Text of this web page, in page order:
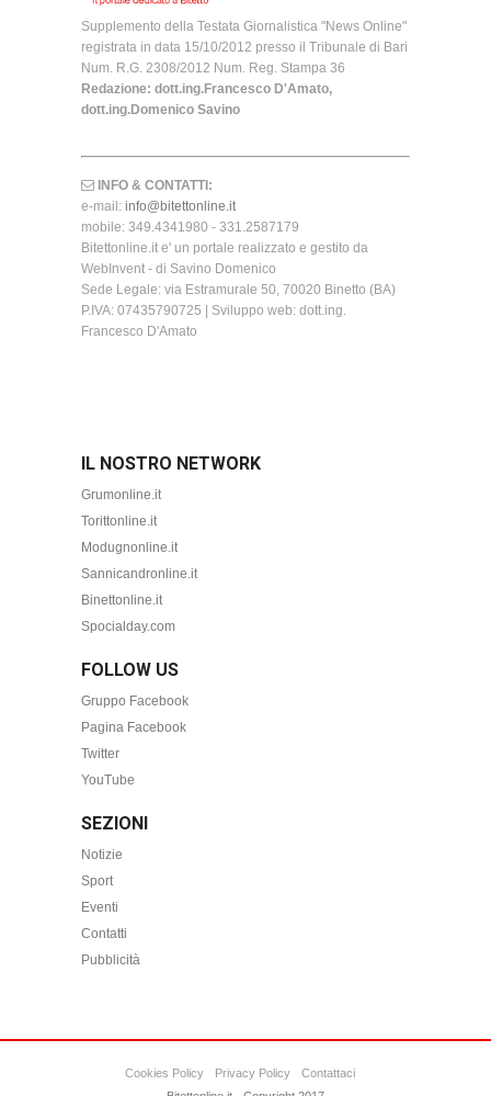
Supplemento della Testata Giornalistica "News Online"
registrata in data 15/10/2012 presso il Tribunale di Bari
Num. R.G. 2308/2012 Num. Reg. Stampa 36
Redazione: dott.ing.Francesco D'Amato,
dott.ing.Domenico Savino
INFO & CONTATTI:
e-mail: info@bitettonline.it
mobile: 349.4341980 - 331.2587179
Bitettonline.it e' un portale realizzato e gestito da
WebInvent - di Savino Domenico
Sede Legale: via Estramurale 50, 70020 Binetto (BA)
P.IVA: 07435790725 | Sviluppo web: dott.ing.
Francesco D'Amato
IL NOSTRO NETWORK
Grumonline.it
Torittonline.it
Modugnonline.it
Sannicandronline.it
Binettonline.it
Spocialday.com
FOLLOW US
Gruppo Facebook
Pagina Facebook
Twitter
YouTube
SEZIONI
Notizie
Sport
Eventi
Contatti
Pubblicità
Cookies Policy Privacy Policy
Contattaci